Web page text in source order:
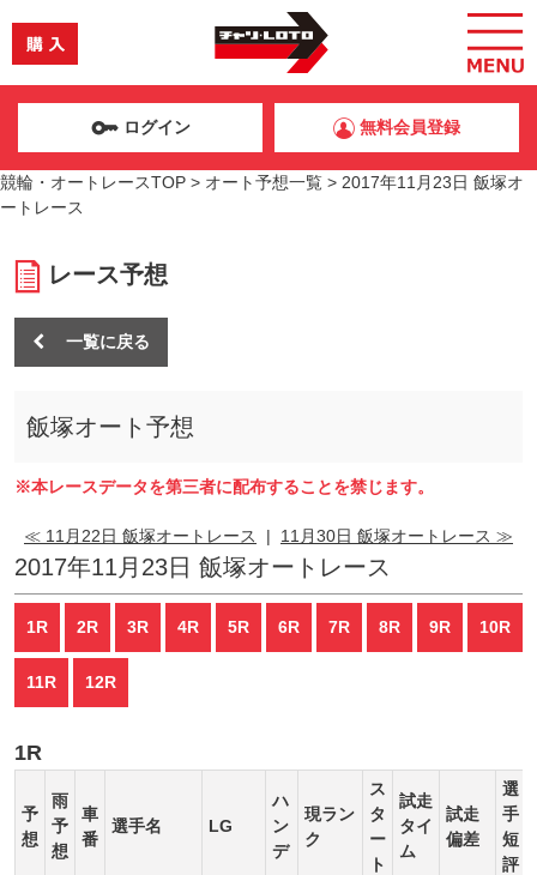
ログイン 無料会員登録
競輪・オートレースTOP > オート予想一覧 > 2017年11月23日 飯塚オ
ートレース
レース予想
一覧に戻る
飯塚オート予想
※本レースデータを第三者に配布することを禁じます。
≪ 11月22日 飯塚オートレース | 11月30日 飯塚オートレース ≫
2017年11月23日 飯塚オートレース
1R 2R 3R 4R 5R 6R 7R 8R 9R 10R
11R 12R
1R
予
想
雨
予
想
車
番
選手名 LG
ハ
ン
デ
現ラン
ク
ス
タ
ー
ト
試走
タイ
ム
試走
偏差
選
手
短
評